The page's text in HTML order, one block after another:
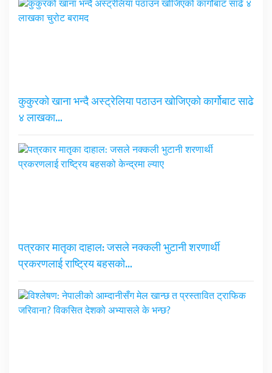
कुकुरको खाना भन्दै अस्ट्रेलिया पठाउन खोजिएको कार्गोबाट साढे
४ लाखका…
पत्रकार मातृका दाहाल: जसले नक्कली भुटानी शरणार्थी
प्रकरणलाई राष्ट्रिय बहसको…